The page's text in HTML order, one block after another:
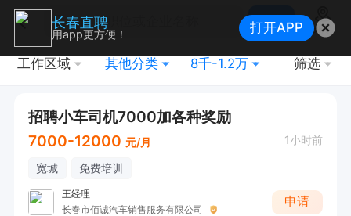
搜索
地图
工作区域 其他分类 8千-1.2万 筛选
招聘小车司机7000加各种奖励
7000-12000 元/月 1小时前
宽城 免费培训
王经理
长春市佰诚汽车销售服务有限公司
申请
长春直聘
用app更方便！ 打开APP